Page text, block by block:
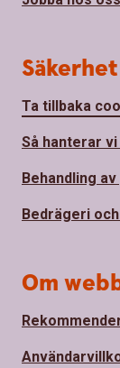
Ta tillbaka
Så hanterar
Behandling
Bedrägeri
Om